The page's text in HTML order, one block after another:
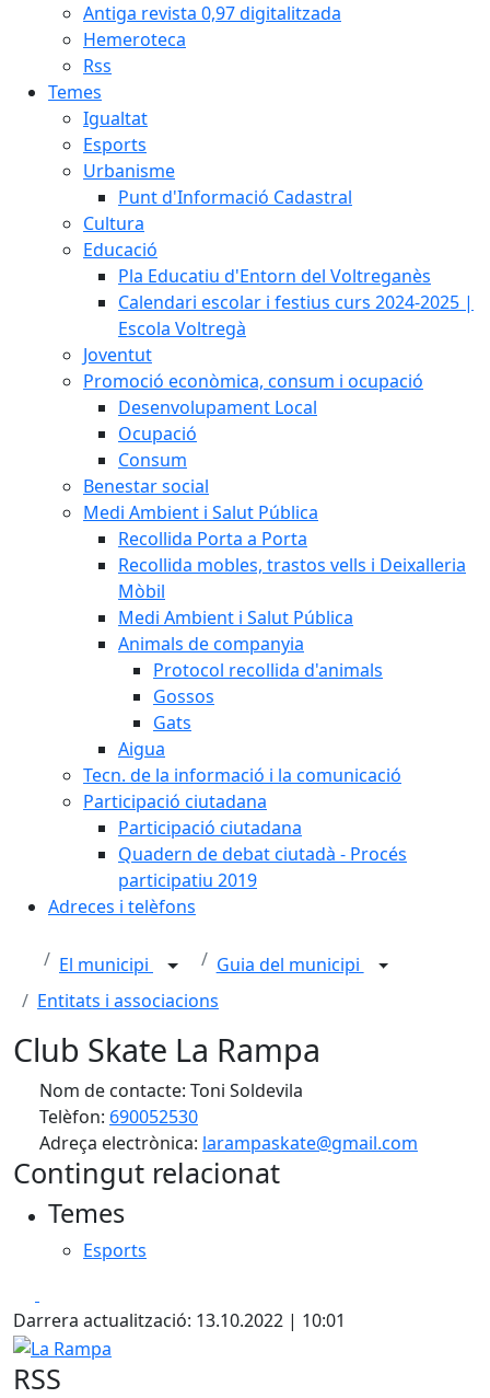
Antiga revista 0,97 digitalitzada
Hemeroteca
Rss
Temes
Igualtat
Esports
Urbanisme
Punt d'Informació Cadastral
Cultura
Educació
Pla Educatiu d'Entorn del Voltreganès
Calendari escolar i festius curs 2024-2025 |
Escola Voltregà
Joventut
Promoció econòmica, consum i ocupació
Desenvolupament Local
Ocupació
Consum
Benestar social
Medi Ambient i Salut Pública
Recollida Porta a Porta
Recollida mobles, trastos vells i Deixalleria
Mòbil
Medi Ambient i Salut Pública
Animals de companyia
Protocol recollida d'animals
Gossos
Gats
Aigua
Tecn. de la informació i la comunicació
Participació ciutadana
Participació ciutadana
Quadern de debat ciutadà - Procés
participatiu 2019
Adreces i telèfons
El municipi
Guia del municipi
Entitats i associacions
Club Skate La Rampa
Nom de contacte: Toni Soldevila
Telèfon: 690052530
Adreça electrònica: larampaskate@gmail.com
Contingut relacionat
Temes
Esports
Darrera actualització: 13.10.2022 | 10:01
La Rampa
RSS